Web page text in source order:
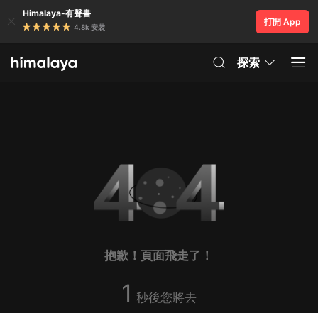
Himalaya-有聲書
4.8k 安裝
打開 App
探索
抱歉！頁面飛走了！
1 秒後您將去